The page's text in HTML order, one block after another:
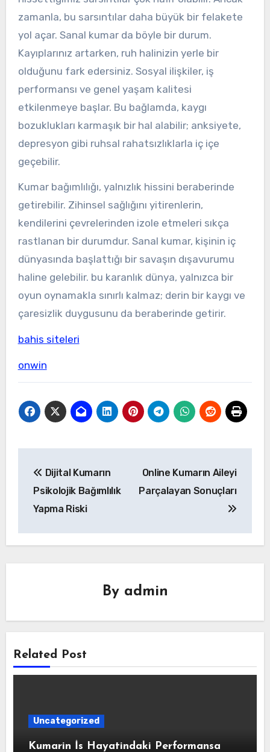
zamanla, bu sarsıntılar daha büyük bir felakete
yol açar. Sanal kumar da böyle bir durum.
Kayıplarınız artarken, ruh halinizin yerle bir
olduğunu fark edersiniz. Sosyal ilişkiler, iş
performansı ve genel yaşam kalitesi
etkilenmeye başlar. Bu bağlamda, kaygı
bozuklukları karmaşık bir hal alabilir; anksiyete,
depresyon gibi ruhsal rahatsızlıklarla iç içe
geçebilir.
Kumar bağımlılığı, yalnızlık hissini beraberinde
getirebilir. Zihinsel sağlığını yitirenlerin,
kendilerini çevrelerinden izole etmeleri sıkça
rastlanan bir durumdur. Sanal kumar, kişinin iç
dünyasında başlattığı bir savaşın dışavurumu
haline gelebilir. bu karanlık dünya, yalnızca bir
oyun oynamakla sınırlı kalmaz; derin bir kaygı ve
çaresizlik duygusunu da beraberinde getirir.
bahis siteleri
onwin
gezinmesi
Dijital Kumarın
Psikolojik Bağımlılık
Yapma Riski
Online Kumarın Aileyi
Parçalayan Sonuçları
By admin
Related Post
Uncategorized
Kumarin İs Hayatindaki Performansa